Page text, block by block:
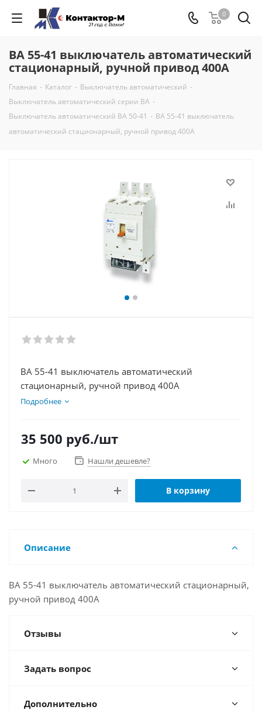
0
ВА 55-41 выключатель автоматический
стационарный, ручной привод 400А
Главная - Каталог - Выключатель автоматический -
Выключатель автоматический серии ВА -
Выключатель автоматический ВА 50-41 - ВА 55-41 выключатель
автоматический стационарный, ручной привод 400А
ВА 55-41 выключатель автоматический
стационарный, ручной привод 400А
Подробнее
35 500 руб./шт
Много Нашли дешевле?
В корзину
Описание
ВА 55-41 выключатель автоматический стационарный,
ручной привод 400А
Отзывы
Задать вопрос
Дополнительно